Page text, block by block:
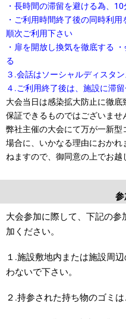
・長時間の滞留を避ける為、
・ご利用時間終了後の同時利
順次ご利用下さい
・扉を開放し換気を徹底する
る
３.会話はソーシャルディスタ
４.ご利用終了後は、施設に滞
大会当日は感染拡大防止に徹
保証できるものではございませ
弊社主催の大会にて万が一新
場合に、いかなる理由におか
ねますので、御同意の上でお越
参
大会参加に際して、下記の
加ください。
１.施設敷地内または施設周
わないで下さい。
２.持参された持ち物のゴミ